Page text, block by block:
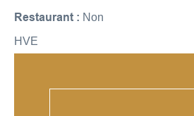
Restaurant : Non
HVE